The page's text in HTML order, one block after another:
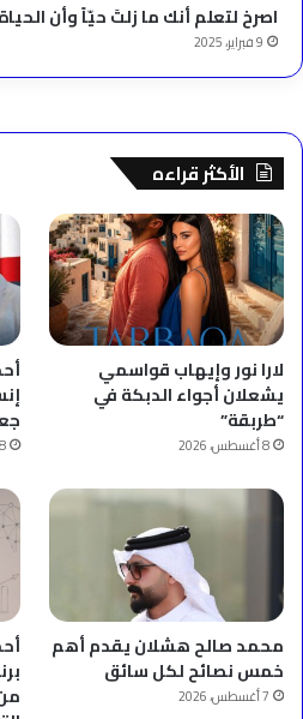
‫اصرخ لتعلم أنك ما زلتَ حيّاً وأن
9 فبراير، 2025
الأكثر قراءه
لارا نور وإيهاب قواسمي
يشعلان أجواء الدبكة في
“طربقة”
8 أغسطس، 2026 8 أغسطس، 2026
محمد صالح هشلان يقدم أهم
خمس نصائح لكل سائق
7 أغسطس، 2026